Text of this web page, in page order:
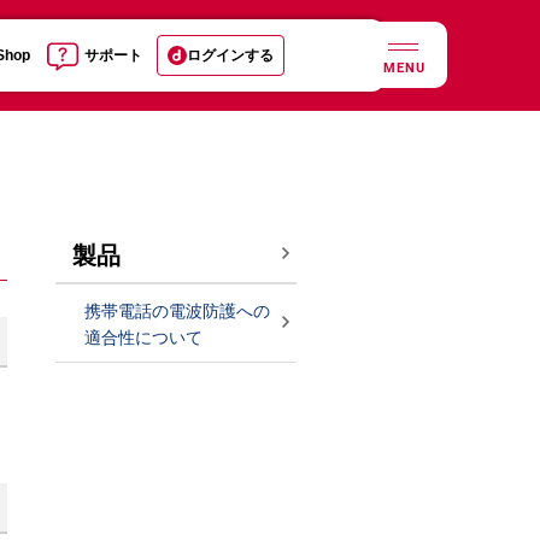
サポート ログインする
MENU
製品
携帯電話の電波防護への
適合性について